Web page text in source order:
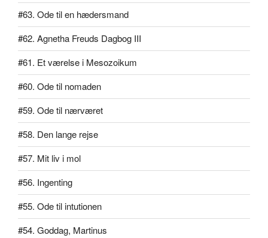
#63. Ode til en hædersmand
#62. Agnetha Freuds Dagbog III
#61. Et værelse i Mesozoikum
#60. Ode til nomaden
#59. Ode til nærværet
#58. Den lange rejse
#57. Mit liv i mol
#56. Ingenting
#55. Ode til intutionen
#54. Goddag, Martinus